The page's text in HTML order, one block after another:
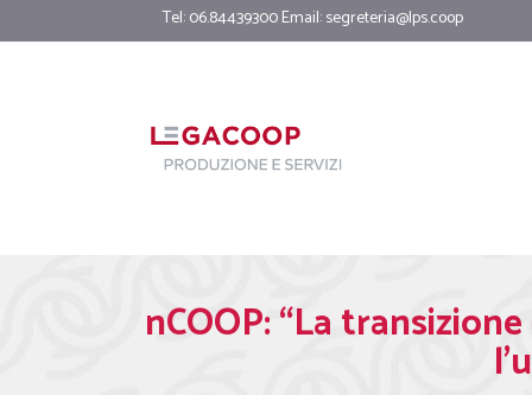
Tel: 06.84439300 Email:segreteria@lps.coop
nCOOP: “La